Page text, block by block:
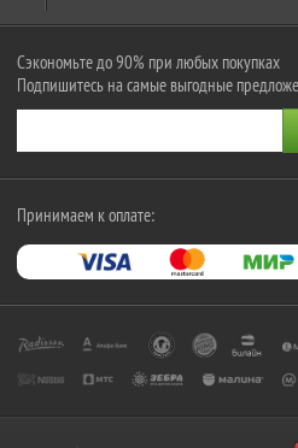
Сэкономьте до 90% при любых покупках
Подпишитесь на самые выгодные
Принимаем к оплате: